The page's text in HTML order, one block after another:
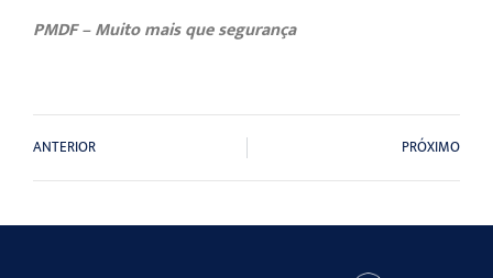
PMDF – Muito mais que segurança
ANTERIOR PRÓXIMO